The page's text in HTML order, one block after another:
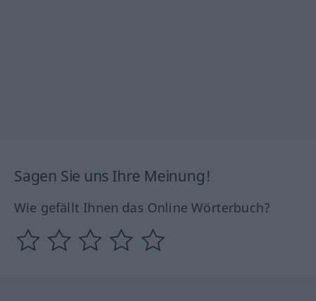
Sagen Sie uns Ihre Meinung!
Wie gefällt Ihnen das Online Wörterbuch?